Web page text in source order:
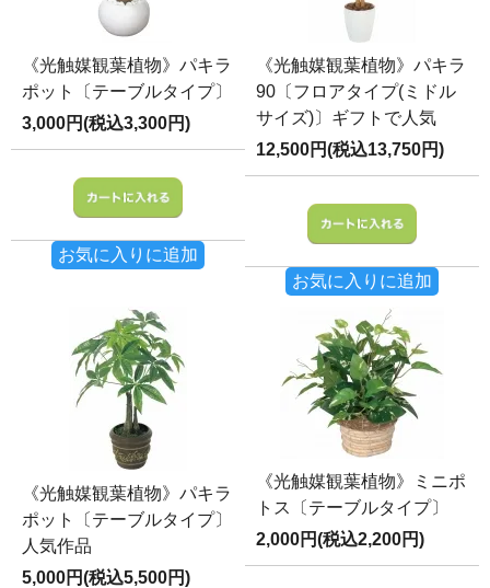
《光触媒観葉植物》パキラ
ポット〔テーブルタイプ〕
3,000円(税込3,300円)
お気に入りに追加
《光触媒観葉植物》パキラ
90〔フロアタイプ(ミドル
サイズ)〕ギフトで人気
12,500円(税込13,750円)
お気に入りに追加
《光触媒観葉植物》パキラ
ポット〔テーブルタイプ〕
人気作品
5,000円(税込5,500円)
《光触媒観葉植物》ミニポ
トス〔テーブルタイプ〕
2,000円(税込2,200円)